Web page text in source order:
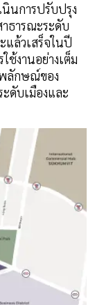
นการปรับปรุง
ธารณะระดับ
แล้วเสร็จในปี
งานอย่างเต็ม
ลักษณ์ของ
ดับเมืองและ